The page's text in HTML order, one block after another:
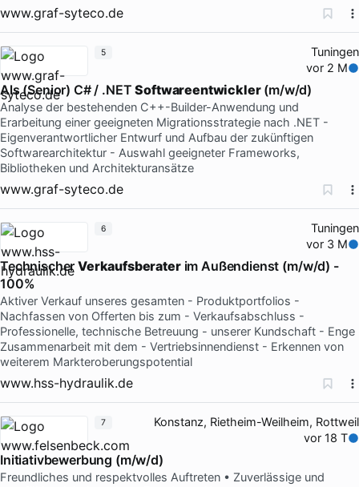
www.graf-syteco.de
Tuningen
vor 2 M
Als (Senior) C# / .NETSoftwareentwickler(m/w/d)
Analyse der bestehenden C++-Builder-Anwendung und
Erarbeitung einer geeigneten Migrationsstrategie nach .NET -
Eigenverantwortlicher Entwurf und Aufbau der zukünftigen
Softwarearchitektur - Auswahl geeigneter Frameworks,
Bibliotheken und Architekturansätze
www.graf-syteco.de
5
Tuningen
vor 3 M
TechnischerVerkaufsberaterim Außendienst (m/w/d) -
100%
Aktiver Verkauf unseres gesamten - Produktportfolios -
Nachfassen von Offerten bis zum - Verkaufsabschluss -
Professionelle, technische Betreuung - unserer Kundschaft - Enge
Zusammenarbeit mit dem - Vertriebsinnendienst - Erkennen von
weiterem Markteroberungspotential
www.hss-hydraulik.de
6
Konstanz, Rietheim-Weilheim, Rottweil
vor 18 T
Initiativbewerbung (m/w/d)
Freundliches und respektvolles Auftreten • Zuverlässige und
7